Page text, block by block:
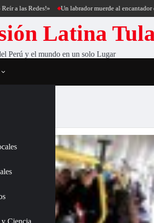
Un labrador muerde al encantador de perros
Latina
Perú y el mundo en un solo Lugar
Ciencia